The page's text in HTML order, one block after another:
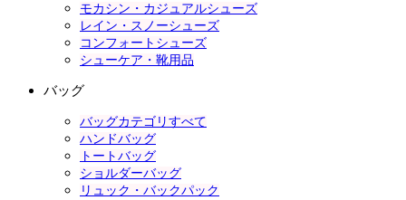
モカシン・カジュアルシューズ
レイン・スノーシューズ
コンフォートシューズ
シューケア・靴用品
バッグ
バッグカテゴリすべて
ハンドバッグ
トートバッグ
ショルダーバッグ
リュック・バックパック